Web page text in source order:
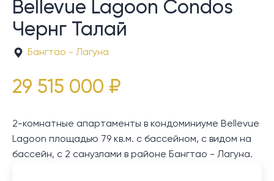
Bellevue Lagoon Condos
Чернг Талай
Бангтао - Лагуна
29 515 000 ₽
2-комнатные апартаменты в кондоминиуме Bellevue
Lagoon площадью 79 кв.м. с бассейном, с видом на
бассейн, с 2 санузлами в районе Бангтао - Лагуна.